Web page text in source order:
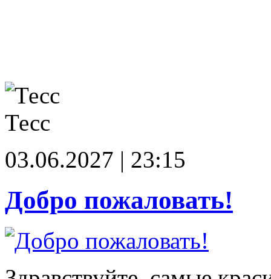
Тесс
03.06.2027 | 23:15
Добро пожаловать!